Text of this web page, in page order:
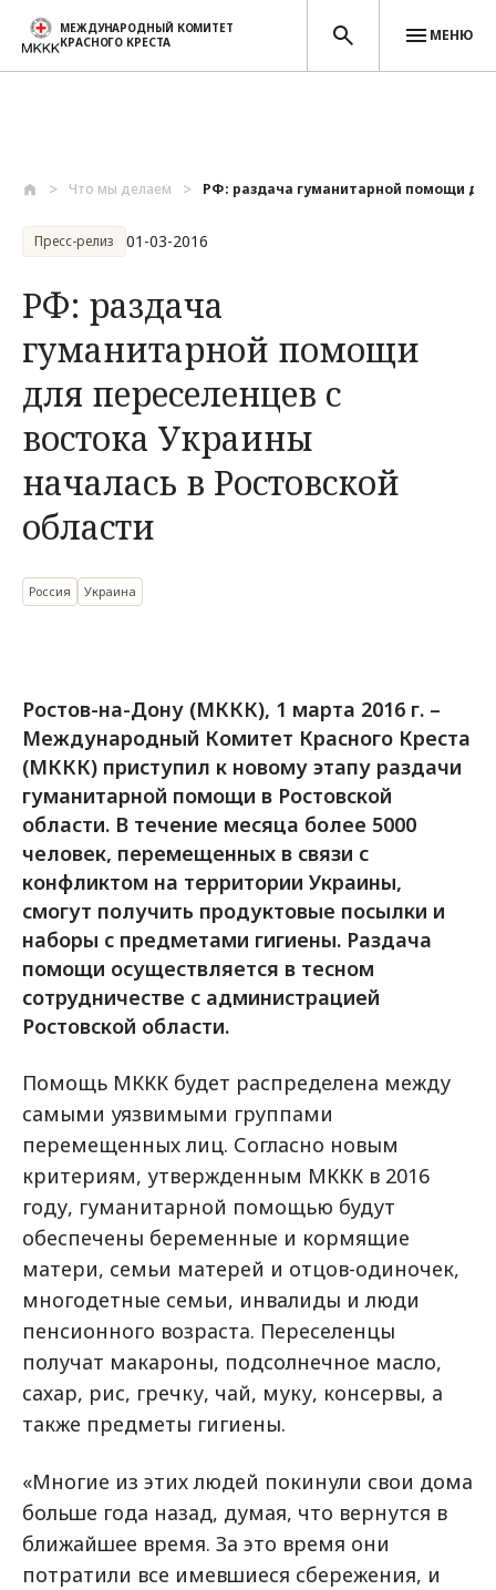
МЕЖДУНАРОДНЫЙ КОМИТЕТ
КРАСНОГО КРЕСТА
МЕНЮ
Что мы делаем РФ: раздача гуманитарной помощи
Пресс-релиз 01-03-2016
РФ: раздача
гуманитарной помощи
для переселенцев с
востока Украины
началась в Ростовской
области
Россия Украина
Ростов-на-Дону (МККК), 1 марта 2016 г. –
Международный Комитет Красного Креста
(МККК) приступил к новому этапу раздачи
гуманитарной помощи в Ростовской
области. В течение месяца более 5000
человек, перемещенных в связи с
конфликтом на территории Украины,
смогут получить продуктовые посылки и
наборы с предметами гигиены. Раздача
помощи осуществляется в тесном
сотрудничестве с администрацией
Ростовской области.
Помощь МККК будет распределена между
самыми уязвимыми группами
перемещенных лиц. Согласно новым
критериям, утвержденным МККК в 2016
году, гуманитарной помощью будут
обеспечены беременные и кормящие
матери, семьи матерей и отцов-одиночек,
многодетные семьи, инвалиды и люди
пенсионного возраста. Переселенцы
получат макароны, подсолнечное масло,
сахар, рис, гречку, чай, муку, консервы, а
также предметы гигиены.
«Многие из этих людей покинули свои дома
больше года назад, думая, что вернутся в
ближайшее время. За это время они
потратили все имевшиеся сбережения, и